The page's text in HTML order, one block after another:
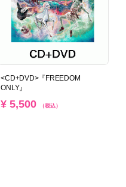
<CD+DVD>『FREEDOM
ONLY』
¥ 5,500 （税込）